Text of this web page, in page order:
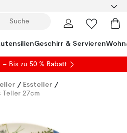
Geschirr & Servieren
– Bis zu 50 % Rabatt
/ Essteller /
Teller 27cm